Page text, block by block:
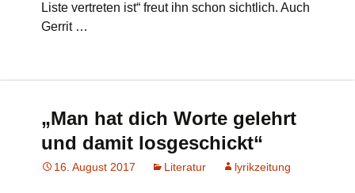
Liste vertreten ist“ freut ihn schon sichtlich. Auch
Gerrit …
„Man hat dich Worte gelehrt
und damit losgeschickt“
16. August 2017 Literatur lyrikzeitung